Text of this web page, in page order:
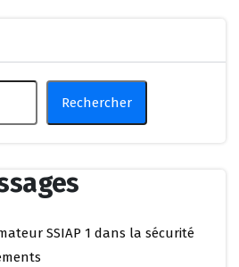
Rechercher
SSIAP 1 dans la sécurité